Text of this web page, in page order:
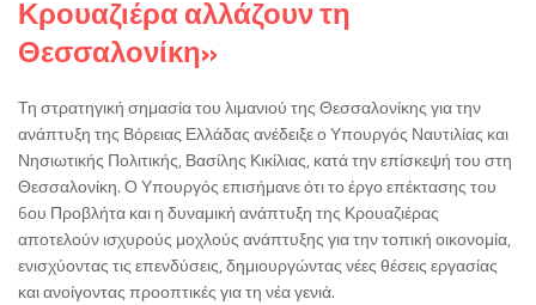
Κρουαζιέρα αλλάζουν τη
Θεσσαλονίκη»
Τη στρατηγική σημασία του λιμανιού της Θεσσαλονίκης για την
ανάπτυξη της Βόρειας Ελλάδας ανέδειξε ο Υπουργός Ναυτιλίας και
Νησιωτικής Πολιτικής, Βασίλης Κικίλιας, κατά την επίσκεψή του στη
Θεσσαλονίκη. Ο Υπουργός επισήμανε ότι το έργο επέκτασης του
6ου Προβλήτα και η δυναμική ανάπτυξη της Κρουαζιέρας
αποτελούν ισχυρούς μοχλούς ανάπτυξης για την τοπική οικονομία,
ενισχύοντας τις επενδύσεις, δημιουργώντας νέες θέσεις εργασίας
και ανοίγοντας προοπτικές για τη νέα γενιά.